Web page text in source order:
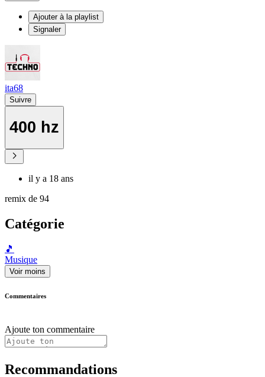
Ajouter à la playlist
Signaler
ita68
Suivre
400 hz
il y a 18 ans
remix de 94
Catégorie
🎵
Musique
Voir moins
Commentaires
Ajoute ton commentaire
Recommandations